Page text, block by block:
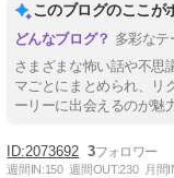
このブログのここが
多彩なテ
さまざまな怖い話や不思
マごとにまとめられ、リ
ーリーに出会えるのが魅
2073692 3
週間IN:150 週間OUT:230 月間